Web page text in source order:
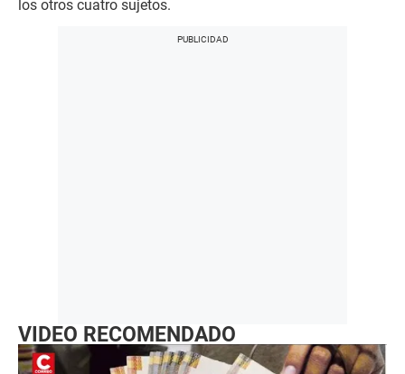
los otros cuatro sujetos.
VIDEO RECOMENDADO